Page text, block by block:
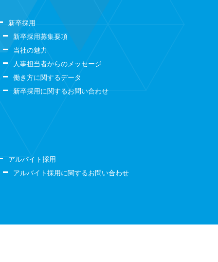
新卒採用
新卒採用募集要項
当社の魅力
人事担当者からのメッセージ
働き方に関するデータ
新卒採用に関するお問い合わせ
アルバイト採用
アルバイト採用に関するお問い合わせ